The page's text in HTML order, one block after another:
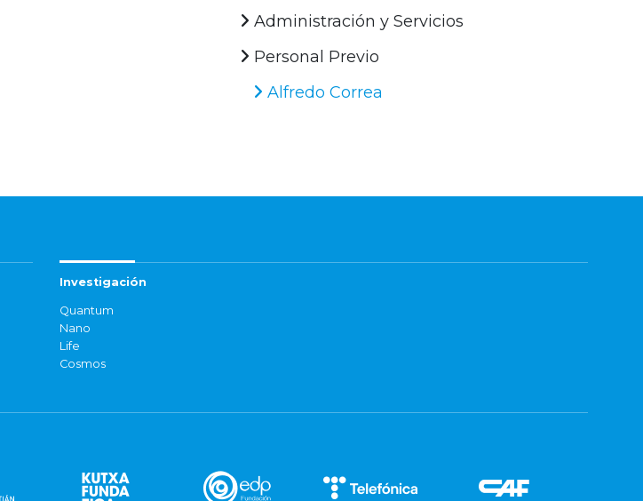
Administración y Servicios
Personal Previo
Alfredo Correa
Investigación
Quantum
Nano
Life
Cosmos